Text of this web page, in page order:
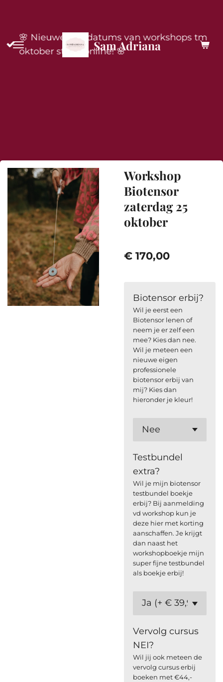
naar
Sam Adriana
🌸 Nieuwe live-datums van workshops tm
oktober staan online! 🌸
Workshop
Biotensor
zaterdag 25
oktober
€ 170,00
Biotensor erbij?
Wil je eerst een
Biotensor lenen of
neem je er zelf een
mee? Kies dan nee.
Wil je meteen een
nieuwe eigen
professionele
biotensor erbij van
mij? Kies dan
hieronder je kleur!
Testbundel
extra?
Wil je mijn biotensor
testbundel boekje
erbij? Bij aanmelding
vd workshop kun je
deze hier met korting
aanschaffen. Je krijgt
dan naast het
workshopboekje mijn
super fijne testbundel
als boekje erbij!
Vervolg cursus
NEI?
Wil jij ook meteen de
vervolg cursus erbij
boeken met €44,-